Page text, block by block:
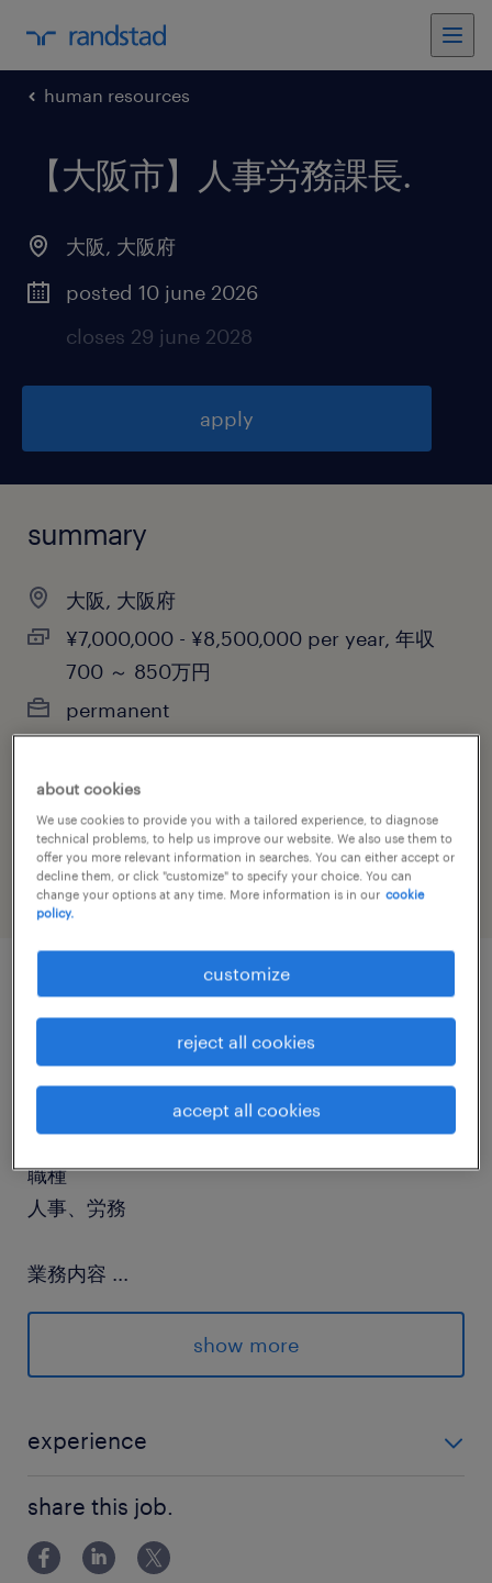
human resources
【大阪市】人事労務課長.
大阪, 大阪府
posted 10 june 2026
closes 29 june 2028
apply
summary
大阪, 大阪府
¥7,000,000 - ¥8,500,000 per year, 年収
700 ～ 850万円
permanent
job category
human resources
job details
職種
人事、労務
業務内容 ...
人事労務課の課長（プレイングマネージャー）と
して、人事・採用・労務関連の業務全般をお任せ
し、人事労務課メンバーのマネジメントも行って
門性を活かした業務に就いていただく想定です。
確認や各種対応）・労務トラブルの対応・従業員
の安全、健康管理・社労士とのやり取り・その他
人事/総務業務全般の管理など※上記業務は一例
show more
experience
実務経験が5年以上（労務・総務等のお持ちであれば尚
良し） ・マネジメント（主体性をもってリーダーシッ
プを発揮されてきた）経験 ＜歓迎スキル/経
share this job.
about cookies
We use cookies to provide you with a tailored experience, to diagnose
technical problems, to help us improve our website. We also use them to
offer you more relevant information in searches. You can either accept or
decline them, or click "customize" to specify your choice. You can
change your options at any time. More information is in our cookie
policy.
customize
reject all cookies
accept all cookies